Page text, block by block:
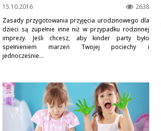
2638
15.10.2016
Zasady przygotowania przyjęcia urodzinowego dla
dzieci są zupełnie inne niż w przypadku rodzinnej
imprezy. Jeśli chcesz, aby kinder party było
spełnieniem marzeń Twojej pociechy i
jednocześnie...